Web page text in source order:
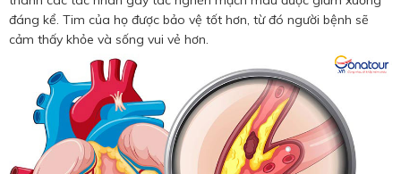
đáng kể. Tim của họ được bảo vệ tốt hơn, từ đó người bệnh sẽ
cảm thấy khỏe và sống vui vẻ hơn.